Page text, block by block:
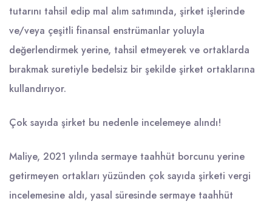
tutarını tahsil edip mal alım satımında, şirket işlerinde
ve/veya çeşitli finansal enstrümanlar yoluyla
değerlendirmek yerine, tahsil etmeyerek ve ortaklarda
bırakmak suretiyle bedelsiz bir şekilde şirket ortaklarına
kullandırıyor.
Çok sayıda şirket bu nedenle incelemeye alındı!
Maliye, 2021 yılında sermaye taahhüt borcunu yerine
getirmeyen ortakları yüzünden çok sayıda şirketi vergi
incelemesine aldı, yasal süresinde sermaye taahhüt